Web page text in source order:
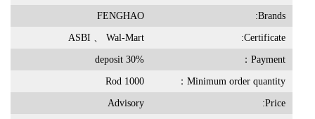
Brands:
FENGHAO
Certificate:
ASBI 、 Wal-Mart
Payment：
30% deposit
Minimum order quantity：
1000 Rod
Price:
Advisory